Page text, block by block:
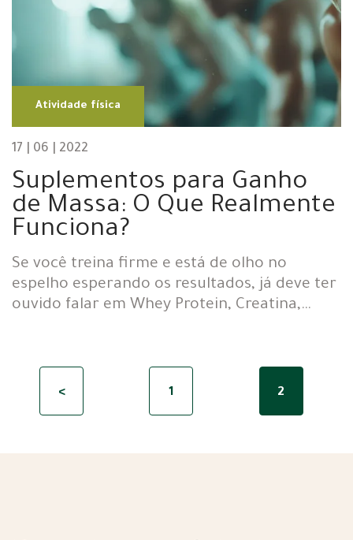
Atividade física
17 | 06 | 2022
Suplementos para Ganho
de Massa: O Que Realmente
Funciona?
Se você treina firme e está de olho no
espelho esperando os resultados, já deve ter
ouvido falar em Whey Protein, Creatina,…
< 1 2